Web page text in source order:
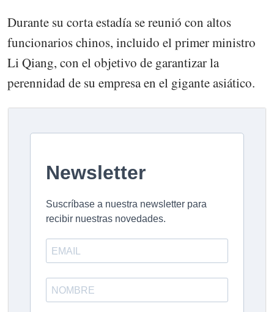
Durante su corta estadía se reunió con altos
funcionarios chinos, incluido el primer ministro
Li Qiang, con el objetivo de garantizar la
perennidad de su empresa en el gigante asiático.